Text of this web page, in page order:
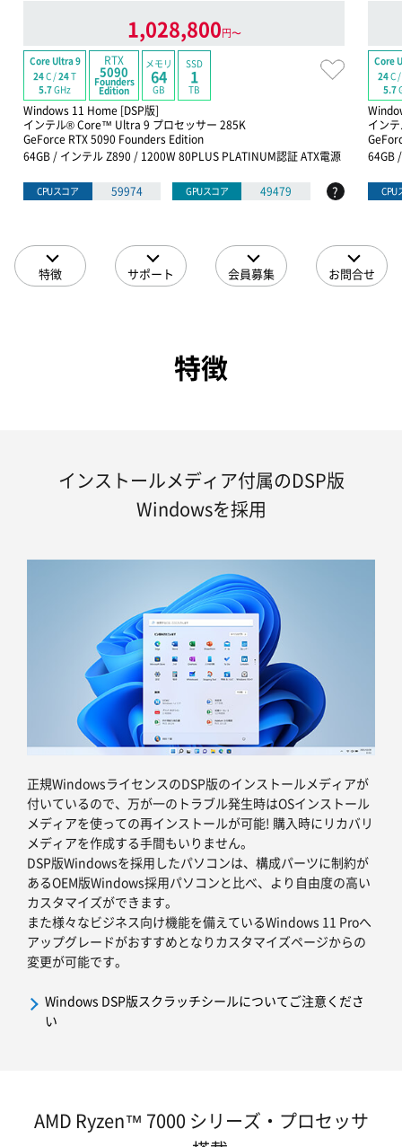
1,028,800円〜
Core Ultra 9
24C /24T
5.7GHz
RTX
5090
Founders
Edition
メモリ
64
GB
SSD
1
TB
Windows 11 Home [DSP版]
インテル® Core™ Ultra 9 プロセッサー 285K
GeForce RTX 5090 Founders Edition
64GB / インテル Z890 / 1200W 80PLUS PLATINUM認証 ATX電源
CPUスコア 59974 GPUスコア 49479 ?
Core
24C /
5.7
イン
64GB
CPU
特徴 サポート 会員募集 お問合せ
特徴
インストールメディア付属のDSP版
Windowsを採用
正規WindowsライセンスのDSP版のインストールメディアが
付いているので、万が一のトラブル発生時はOSインストール
メディアを使っての再インストールが可能! 購入時にリカバリ
メディアを作成する手間もいりません。
DSP版Windowsを採用したパソコンは、構成パーツに制約が
あるOEM版Windows採用パソコンと比べ、より自由度の高い
カスタマイズができます。
また様々なビジネス向け機能を備えているWindows 11 Proへ
アップグレードがおすすめとなりカスタマイズページからの
変更が可能です。
Windows DSP版スクラッチシールについてご注意くださ
い
AMD Ryzen™ 7000 シリーズ・プロセッサ